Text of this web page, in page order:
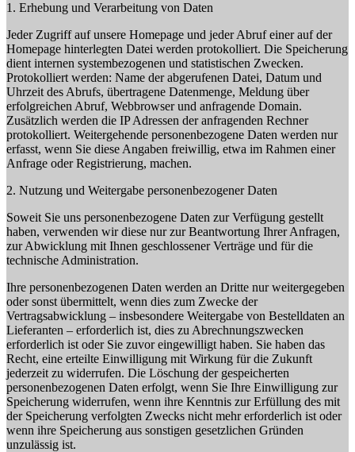
1. Erhebung und Verarbeitung von Daten
Jeder Zugriff auf unsere Homepage und jeder Abruf einer auf der
Homepage hinterlegten Datei werden protokolliert. Die Speicherung
dient internen systembezogenen und statistischen Zwecken.
Protokolliert werden: Name der abgerufenen Datei, Datum und
Uhrzeit des Abrufs, übertragene Datenmenge, Meldung über
erfolgreichen Abruf, Webbrowser und anfragende Domain.
Zusätzlich werden die IP Adressen der anfragenden Rechner
protokolliert. Weitergehende personenbezogene Daten werden nur
erfasst, wenn Sie diese Angaben freiwillig, etwa im Rahmen einer
Anfrage oder Registrierung, machen.
2. Nutzung und Weitergabe personenbezogener Daten
Soweit Sie uns personenbezogene Daten zur Verfügung gestellt
haben, verwenden wir diese nur zur Beantwortung Ihrer Anfragen,
zur Abwicklung mit Ihnen geschlossener Verträge und für die
technische Administration.
Ihre personenbezogenen Daten werden an Dritte nur weitergegeben
oder sonst übermittelt, wenn dies zum Zwecke der
Vertragsabwicklung – insbesondere Weitergabe von Bestelldaten an
Lieferanten – erforderlich ist, dies zu Abrechnungszwecken
erforderlich ist oder Sie zuvor eingewilligt haben. Sie haben das
Recht, eine erteilte Einwilligung mit Wirkung für die Zukunft
jederzeit zu widerrufen. Die Löschung der gespeicherten
personenbezogenen Daten erfolgt, wenn Sie Ihre Einwilligung zur
Speicherung widerrufen, wenn ihre Kenntnis zur Erfüllung des mit
der Speicherung verfolgten Zwecks nicht mehr erforderlich ist oder
wenn ihre Speicherung aus sonstigen gesetzlichen Gründen
unzulässig ist.